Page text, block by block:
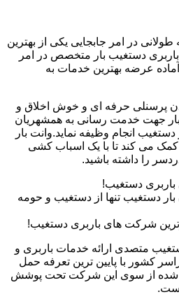
طولانی در امر جابجایی یکی از بهترین
دستغیب بار متخصص در امر
عرضه بهترین خدمات به
پرسنلی حرفه ای و خوش اخلاق و
جهت خدمت رسانی به همشهریان
انجام وظیفه نماید.وانت بار
می کند تا با یک اسباب کشی
را داشته باشید.
دستغیب!
بار دستغیب تنها از دستغیب و حومه
شرکت های باربری دستغیب!
متصدی ارائه خدمات باربری و
کشور با پایین ترین تعرفه حمل
شده از سوی این شرکت تحت پوشش
است.